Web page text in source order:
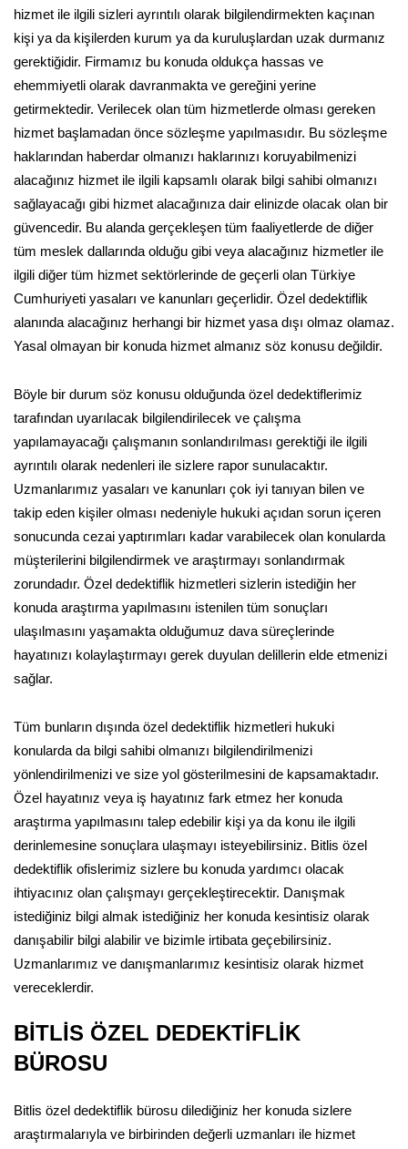
hizmet ile ilgili sizleri ayrıntılı olarak bilgilendirmekten kaçınan
kişi ya da kişilerden kurum ya da kuruluşlardan uzak durmanız
gerektiğidir. Firmamız bu konuda oldukça hassas ve
ehemmiyetli olarak davranmakta ve gereğini yerine
getirmektedir. Verilecek olan tüm hizmetlerde olması gereken
hizmet başlamadan önce sözleşme yapılmasıdır. Bu sözleşme
haklarından haberdar olmanızı haklarınızı koruyabilmenizi
alacağınız hizmet ile ilgili kapsamlı olarak bilgi sahibi olmanızı
sağlayacağı gibi hizmet alacağınıza dair elinizde olacak olan bir
güvencedir. Bu alanda gerçekleşen tüm faaliyetlerde de diğer
tüm meslek dallarında olduğu gibi veya alacağınız hizmetler ile
ilgili diğer tüm hizmet sektörlerinde de geçerli olan Türkiye
Cumhuriyeti yasaları ve kanunları geçerlidir. Özel dedektiflik
alanında alacağınız herhangi bir hizmet yasa dışı olmaz olamaz.
Yasal olmayan bir konuda hizmet almanız söz konusu değildir.
Böyle bir durum söz konusu olduğunda özel dedektiflerimiz
tarafından uyarılacak bilgilendirilecek ve çalışma
yapılamayacağı çalışmanın sonlandırılması gerektiği ile ilgili
ayrıntılı olarak nedenleri ile sizlere rapor sunulacaktır.
Uzmanlarımız yasaları ve kanunları çok iyi tanıyan bilen ve
takip eden kişiler olması nedeniyle hukuki açıdan sorun içeren
sonucunda cezai yaptırımları kadar varabilecek olan konularda
müşterilerini bilgilendirmek ve araştırmayı sonlandırmak
zorundadır. Özel dedektiflik hizmetleri sizlerin istediğin her
konuda araştırma yapılmasını istenilen tüm sonuçları
ulaşılmasını yaşamakta olduğumuz dava süreçlerinde
hayatınızı kolaylaştırmayı gerek duyulan delillerin elde etmenizi
sağlar.
Tüm bunların dışında özel dedektiflik hizmetleri hukuki
konularda da bilgi sahibi olmanızı bilgilendirilmenizi
yönlendirilmenizi ve size yol gösterilmesini de kapsamaktadır.
Özel hayatınız veya iş hayatınız fark etmez her konuda
araştırma yapılmasını talep edebilir kişi ya da konu ile ilgili
derinlemesine sonuçlara ulaşmayı isteyebilirsiniz. Bitlis özel
dedektiflik ofislerimiz sizlere bu konuda yardımcı olacak
ihtiyacınız olan çalışmayı gerçekleştirecektir. Danışmak
istediğiniz bilgi almak istediğiniz her konuda kesintisiz olarak
danışabilir bilgi alabilir ve bizimle irtibata geçebilirsiniz.
Uzmanlarımız ve danışmanlarımız kesintisiz olarak hizmet
vereceklerdir.
BİTLİS ÖZEL DEDEKTİFLİK
BÜROSU
Bitlis özel dedektiflik bürosu dilediğiniz her konuda sizlere
araştırmalarıyla ve birbirinden değerli uzmanları ile hizmet